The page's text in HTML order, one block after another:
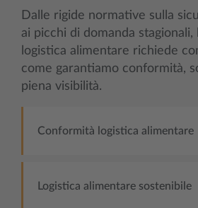
Dalle rigide normative sulla
ai picchi di domanda stagionali,
logistica alimentare richiede
come garantiamo conformità,
piena visibilità.
Conformità logistica alimentare
Logistica alimentare sostenibile